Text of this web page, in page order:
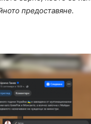
предоставяне.